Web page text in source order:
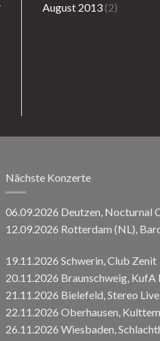
August 2013(2)
Nächste Konzerte
06.09.2026 Deutzen, Nocturnal
12.09.2026 Rotterdam (NL),
19.11.2026 Schwerin, Club Zenit
20.11.2026 Braunschweig, KufA
21.11.2026 Bielefeld, Stereo
22.11.2026 Oberhausen,
26.11.2026 Wiesbaden,